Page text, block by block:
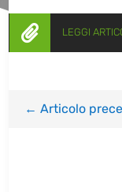
 LEGGI
←Articolo